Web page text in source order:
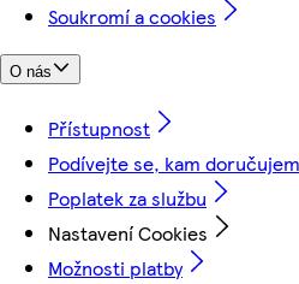
Soukromí a cookies
O nás
Přístupnost
Podívejte se, kam
Poplatek za službu
Nastavení Cookies
Možnosti platby